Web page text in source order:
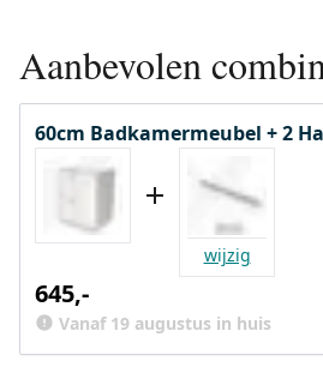
Aanbevolen
60cm Badkamermeubel + 2
wijzig
645,-
Vanaf 19 augustus in huis